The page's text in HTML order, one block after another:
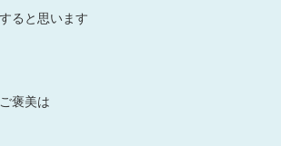
ると思います
褒美は